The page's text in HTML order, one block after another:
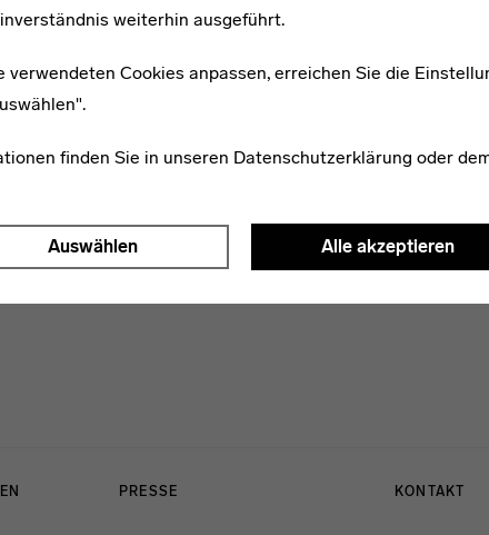
weiterhin ausgeführt.
verwendeten Cookies anpassen, erreichen Sie die
finden Sie in unseren Datenschutzerklärung oder
Auswählen Alle akzeptieren
WEITERE ARTIKEL ZUM THEMA
PRESSE KONTAKT